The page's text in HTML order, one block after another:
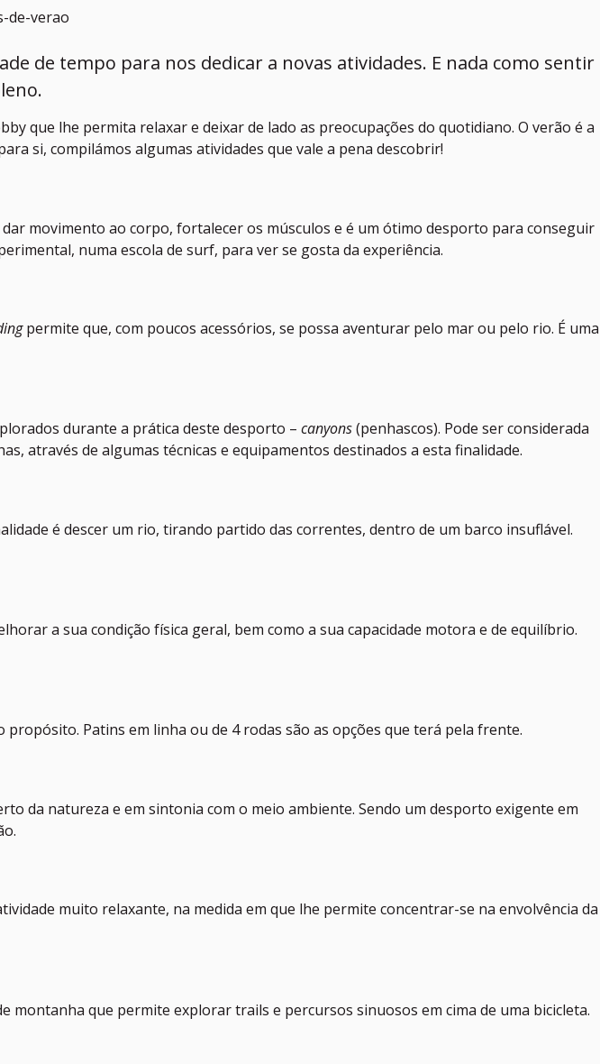
de tempo para nos dedicar a novas atividades. E nada como sentir
que lhe permita relaxar e deixar de lado as preocupações do quotidiano. O verão é a
si, compilámos algumas atividades que vale a pena descobrir!
movimento ao corpo, fortalecer os músculos e é um ótimo desporto para conseguir
numa escola de surf, para ver se gosta da experiência.
permite que, com poucos acessórios, se possa aventurar pelo mar ou pelo rio. É uma
durante a prática deste desporto – canyons(penhascos). Pode ser considerada
através de algumas técnicas e equipamentos destinados a esta finalidade.
é descer um rio, tirando partido das correntes, dentro de um barco insuflável.
a sua condição física geral, bem como a sua capacidade motora e de equilíbrio.
Patins em linha ou de 4 rodas são as opções que terá pela frente.
da natureza e em sintonia com o meio ambiente. Sendo um desporto exigente em
muito relaxante, na medida em que lhe permite concentrar-se na envolvência da
que permite explorar trails e percursos sinuosos em cima de uma bicicleta.